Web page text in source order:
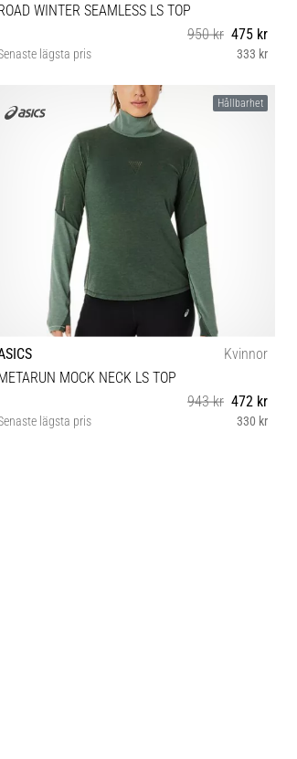
WINTER SEAMLESS LS TOP
950 kr 475 kr
lägsta pris 333 kr
XL Hållbarhet
Kvinnor
MOCK NECK LS TOP
943 kr 472 kr
lägsta pris 330 kr